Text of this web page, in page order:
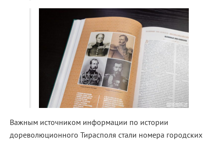
Важным источником информации по истории
дореволюционного Тирасполя стали номера городских